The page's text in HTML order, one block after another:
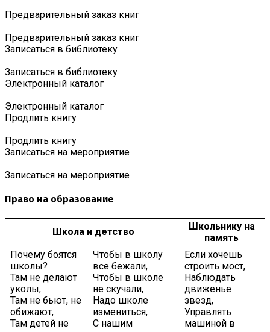
Предварительный заказ книг
Предварительный заказ книг
Записаться в библиотеку
Записаться в библиотеку
Электронный каталог
Электронный каталог
Продлить книгу
Продлить книгу
Записаться на мероприятие
Записаться на мероприятие
Право на образование
Школа и детство
Школьнику на
память
Почему боятся
школы?
Там не делают
уколы,
Там не бьют, не
обижают,
Там детей не
Чтобы в школу
все бежали,
Чтобы в школе
не скучали,
Надо школе
измениться,
С нашим
Если хочешь
строить мост,
Наблюдать
движенье
звезд,
Управлять
машиной в